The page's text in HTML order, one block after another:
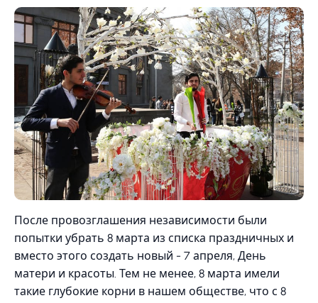
После провозглашения независимости были
попытки убрать 8 марта из списка праздничных и
вместо этого создать новый - 7 апреля, День
матери и красоты. Тем не менее, 8 марта имели
такие глубокие корни в нашем обществе, что с 8